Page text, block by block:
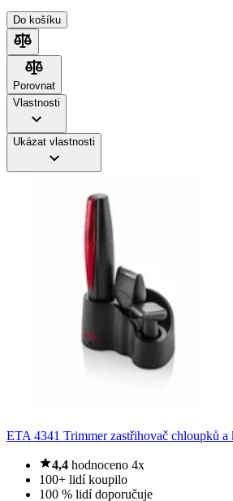
Do košíku
Porovnat
Porovnat
Vlastnosti
Ukázat vlastnosti
ETA 4341 Trimmer zastřihovač chloupků a
4,4 hodnoceno 4x
100+ lidí koupilo
100 % lidí doporučuje